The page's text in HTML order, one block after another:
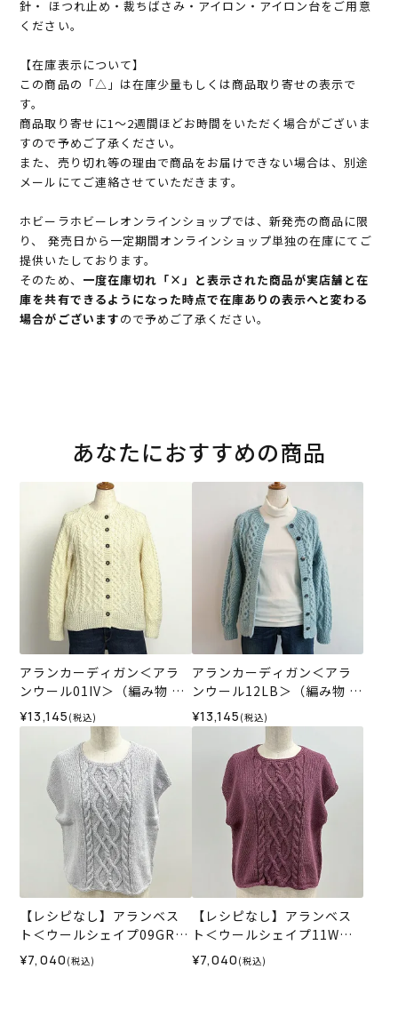
針・ ほつれ止め・裁ちばさみ・アイロン・アイロン台をご用意
ください。
【在庫表示について】
この商品の「△」は在庫少量もしくは商品取り寄せの表示で
す。
商品取り寄せに1～2週間ほどお時間をいただく場合がございま
すので予めご了承ください。
また、売り切れ等の理由で商品をお届けできない場合は、別途
メールにてご連絡させていただきます。
ホビーラホビーレオンラインショップでは、新発売の商品に限
り、 発売日から一定期間オンラインショップ単独の在庫にてご
提供いたしております。
そのため、 一度在庫切れ「×」と表示された商品が実店舗と在
庫を共有できるようになった時点で在庫ありの表示へと変わる
場合がございますので予めご了承ください。
あなたにおすすめの商品
アランカーディガン＜アラ
ンウール01IV＞（編み物 材
料セット）
¥13,145 (税込)
アランカーディガン＜アラ
ンウール12LB＞（編み物 材
料セット）
¥13,145 (税込)
【レシピなし】アランベス
ト＜ウールシェイプ09GR＞
（編み物 材料セット）
¥7,040 (税込)
【レシピなし】アランベス
ト＜ウールシェイプ11W＞
（編み物 材料セット）
¥7,040 (税込)